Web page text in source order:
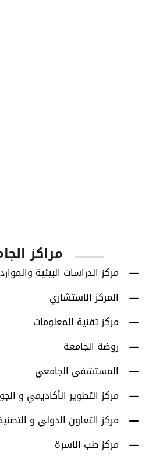
مراكز
مركز الدراسات البيئية
المركز الاستشاري
مركز تقنية المعلومات
روضة الجامعة
المستشفى الجامعي
مركز التطوير الأكاديمي و
مركز التعاون الدولي و
مركز طب الاسرة